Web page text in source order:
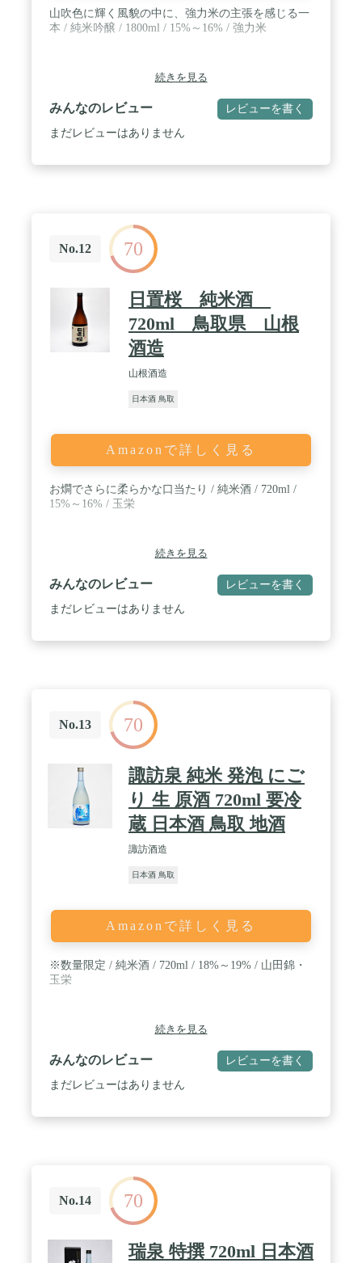
山吹色に輝く風貌の中に、強力米の主張を感じる一
本 / 純米吟醸 / 1800ml / 15%～16% / 強力米
続きを見る
みんなのレビュー レビューを書く
まだレビューはありません
No.12 70
日置桜 純米酒
720ml 鳥取県 山根
酒造
山根酒造
日本酒 鳥取
Amazonで詳しく見る
お燗でさらに柔らかな口当たり / 純米酒 / 720ml /
15%～16% / 玉栄
続きを見る
みんなのレビュー レビューを書く
まだレビューはありません
No.13 70
諏訪泉 純米 発泡 にご
り 生 原酒 720ml 要冷
蔵 日本酒 鳥取 地酒
諏訪酒造
日本酒 鳥取
Amazonで詳しく見る
※数量限定 / 純米酒 / 720ml / 18%～19% / 山田錦・
玉栄
続きを見る
みんなのレビュー レビューを書く
まだレビューはありません
No.14 70
瑞泉 特撰 720ml 日本酒